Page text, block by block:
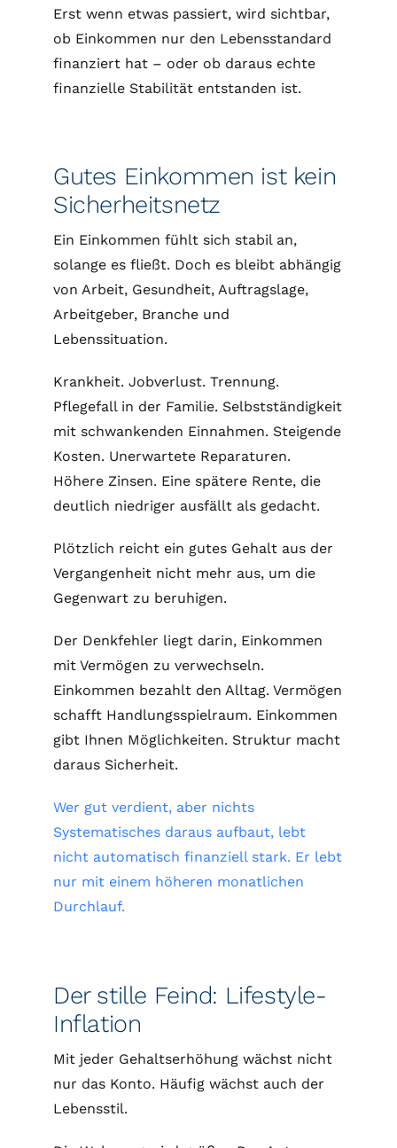
Erst wenn etwas passiert, wird sichtbar,
ob Einkommen nur den Lebensstandard
finanziert hat – oder ob daraus echte
finanzielle Stabilität entstanden ist.
Gutes Einkommen ist kein
Sicherheitsnetz
Ein Einkommen fühlt sich stabil an,
solange es fließt. Doch es bleibt abhängig
von Arbeit, Gesundheit, Auftragslage,
Arbeitgeber, Branche und
Lebenssituation.
Krankheit. Jobverlust. Trennung.
Pflegefall in der Familie. Selbstständigkeit
mit schwankenden Einnahmen. Steigende
Kosten. Unerwartete Reparaturen.
Höhere Zinsen. Eine spätere Rente, die
deutlich niedriger ausfällt als gedacht.
Plötzlich reicht ein gutes Gehalt aus der
Vergangenheit nicht mehr aus, um die
Gegenwart zu beruhigen.
Der Denkfehler liegt darin, Einkommen
mit Vermögen zu verwechseln.
Einkommen bezahlt den Alltag. Vermögen
schafft Handlungsspielraum. Einkommen
gibt Ihnen Möglichkeiten. Struktur macht
daraus Sicherheit.
Wer gut verdient, aber nichts
Systematisches daraus aufbaut, lebt
nicht automatisch finanziell stark. Er lebt
nur mit einem höheren monatlichen
Durchlauf.
Der stille Feind: Lifestyle-
Inflation
Mit jeder Gehaltserhöhung wächst nicht
nur das Konto. Häufig wächst auch der
Lebensstil.